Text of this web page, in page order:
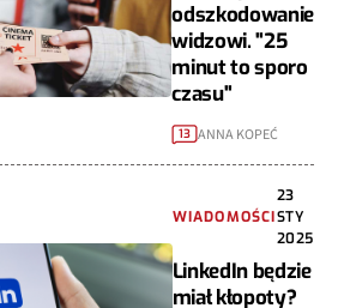
odszkodowanie
widzowi. "25
minut to sporo
czasu"
13 ANNA KOPEĆ
WIADOMOŚCI
23
STY
2025
LinkedIn będzie
miał kłopoty?